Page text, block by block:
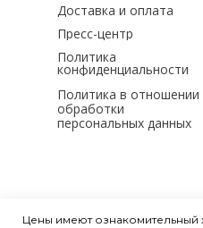
Цены имеют ознакомительный
Доставка и оплата
Пресс-центр
Политика
конфиденциальности
Политика в отношении
обработки
персональных данных